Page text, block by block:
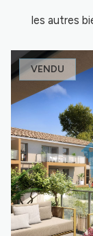
les autres
VENDU